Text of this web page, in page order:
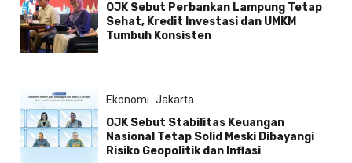
OJK Sebut Perbankan Lampung Tetap
Sehat, Kredit Investasi dan UMKM
Tumbuh Konsisten
Ekonomi Jakarta
OJK Sebut Stabilitas Keuangan
Nasional Tetap Solid Meski Dibayangi
Risiko Geopolitik dan Inflasi